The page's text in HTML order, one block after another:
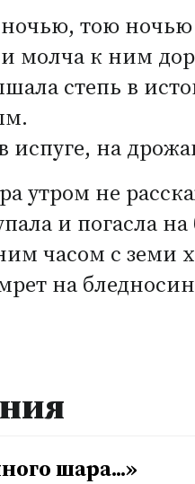
тою ночью
молча к ним
степь в
испуге, на
утром не
и погасла
часом с земи
на
шара...»